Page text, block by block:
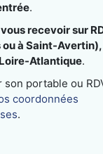
.
vous recevoir sur
ou à Saint-Avertin),
Atlantique.
portable ou
coordonnées
.